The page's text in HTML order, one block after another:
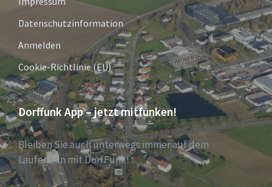
Datenschutzinformation
Anmelden
Cookie-Richtlinie (EU)
Dorffunk App – jetzt mitfunken!
Bleiben Sie auch unterwegs immer auf dem
Laufenden mit DorfFunk!